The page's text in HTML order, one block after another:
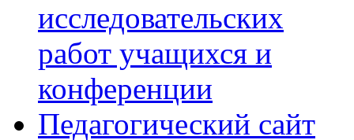
исследовательских
работ учащихся и
конференции
Педагогический сайт